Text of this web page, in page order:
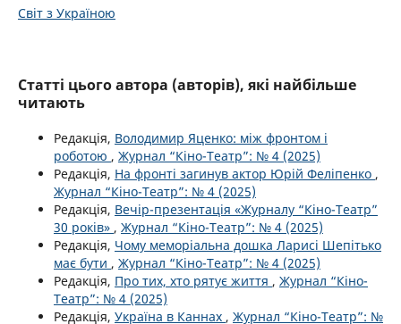
Світ з Україною
Статті цього автора (авторів), які найбільше
читають
Редакція, Володимир Яценко: між фронтом і
роботою , Журнал “Кіно-Театр”: № 4 (2025)
Редакція, На фронті загинув актор Юрій Феліпенко ,
Журнал “Кіно-Театр”: № 4 (2025)
Редакція, Вечір-презентація «Журналу “Кіно-Театр”
30 років» , Журнал “Кіно-Театр”: № 4 (2025)
Редакція, Чому меморіальна дошка Ларисі Шепітько
має бути , Журнал “Кіно-Театр”: № 4 (2025)
Редакція, Про тих, хто рятує життя , Журнал “Кіно-
Театр”: № 4 (2025)
Редакція, Україна в Каннах , Журнал “Кіно-Театр”: №